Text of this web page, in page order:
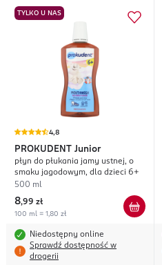
TYLKO U NAS
4,8
PROKUDENT Junior
płyn do płukania jamy ustnej, o
smaku jagodowym, dla dzieci 6+
500 ml
8,99 zł
100 ml = 1,80 zł
Niedostępny online
Sprawdź dostępność w
drogerii